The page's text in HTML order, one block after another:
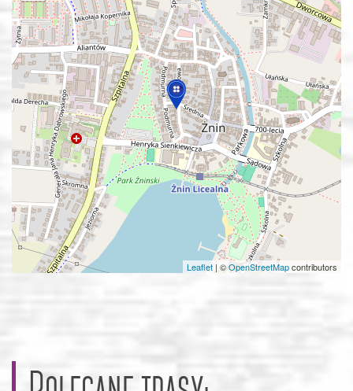
Leaflet | ©OpenStreetMapcontributors